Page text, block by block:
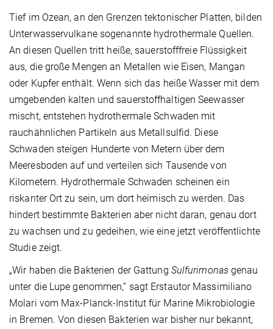
Tief im Ozean, an den Grenzen tektonischer Platten, bilden
Unterwasservulkane sogenannte hydrothermale Quellen.
An diesen Quellen tritt heiße, sauerstofffreie Flüssigkeit
aus, die große Mengen an Metallen wie Eisen, Mangan
oder Kupfer enthält. Wenn sich das heiße Wasser mit dem
umgebenden kalten und sauerstoffhaltigen Seewasser
mischt, entstehen hydrothermale Schwaden mit
rauchähnlichen Partikeln aus Metallsulfid. Diese
Schwaden steigen Hunderte von Metern über dem
Meeresboden auf und verteilen sich Tausende von
Kilometern. Hydrothermale Schwaden scheinen ein
riskanter Ort zu sein, um dort heimisch zu werden. Das
hindert bestimmte Bakterien aber nicht daran, genau dort
zu wachsen und zu gedeihen, wie eine jetzt veröffentlichte
Studie zeigt.
„Wir haben die Bakterien der Gattung Sulfurimonas genau
unter die Lupe genommen,” sagt Erstautor Massimiliano
Molari vom Max-Planck-Institut für Marine Mikrobiologie
in Bremen. Von diesen Bakterien war bisher nur bekannt,